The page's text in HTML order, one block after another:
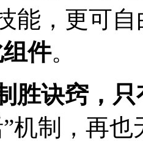
能，更可
件。
胜诀窍，
机制，再